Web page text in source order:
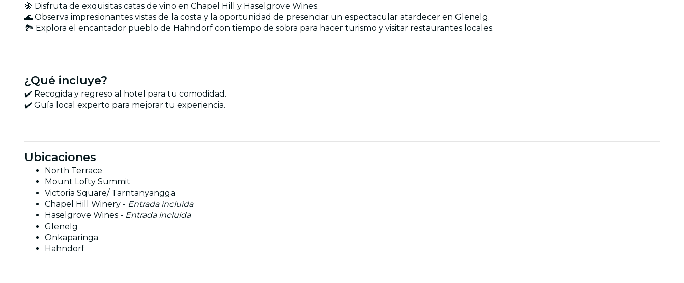
🍇 Disfruta de exquisitas catas de vino en Chapel Hill y Haselgrove Wines.
🌊 Observa impresionantes vistas de la costa y la oportunidad de presenciar un espectacular atardecer en Glenelg.
🏞 Explora el encantador pueblo de Hahndorf con tiempo de sobra para hacer turismo y visitar restaurantes locales.
¿Qué incluye?
✔️ Recogida y regreso al hotel para tu comodidad.
✔️ Guía local experto para mejorar tu experiencia.
Ubicaciones
North Terrace
Mount Lofty Summit
Victoria Square/ Tarntanyangga
Chapel Hill Winery - Entrada incluida
Haselgrove Wines - Entrada incluida
Glenelg
Onkaparinga
Hahndorf